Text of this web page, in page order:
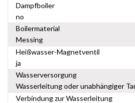
Dampfboiler
no
Boilermaterial
Messing
Heißwasser-Magnetventil
ja
Wasserversorgung
Wasserleitung oder unabhängiger
Verbindung zur Wasserleitung